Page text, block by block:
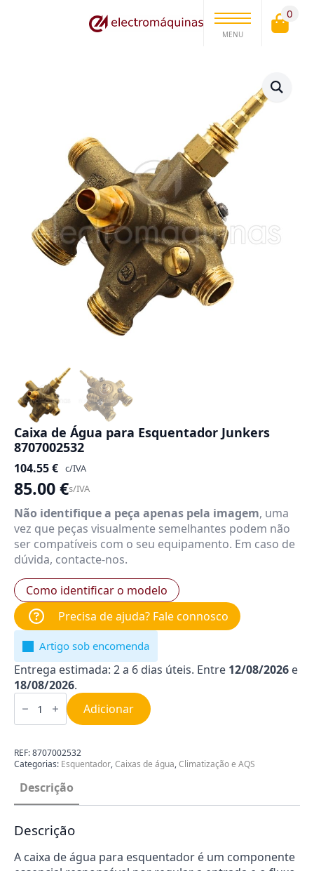
MENU
0
Caixa de Água para Esquentador Junkers
8707002532
104.55€ c/IVA
85.00€s/IVA
Não identifique a peça apenas pela imagem, uma
vez que peças visualmente semelhantes podem não
ser compatíveis com o seu equipamento. Em caso de
dúvida, contacte-nos.
Como identificar o modelo
Precisa de ajuda? Fale connosco
Artigo sob encomenda
Entrega estimada: 2 a 6 dias úteis. Entre 12/08/2026 e
18/08/2026.
Quantidade
de
de
para
Esquentador
Junkers
8707002532
Adicionar
REF:8707002532
Categorias: Esquentador,Caixas de água,Climatização e AQS
Descrição
Descrição
A caixa de água para esquentador é um componente